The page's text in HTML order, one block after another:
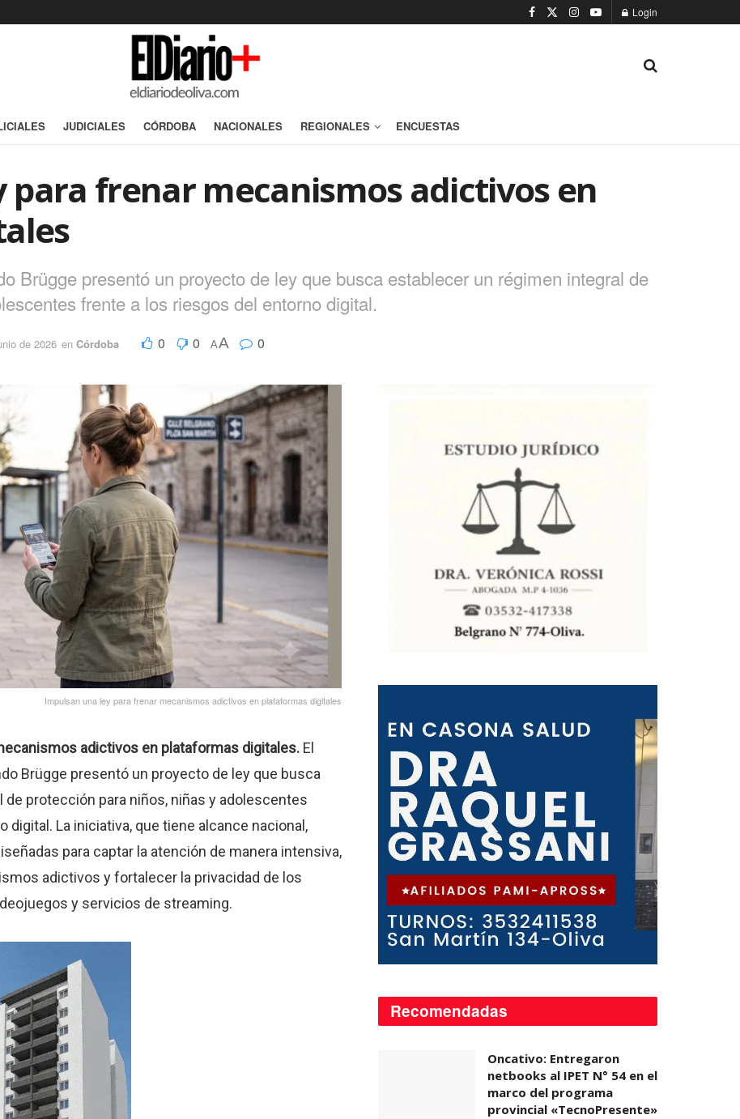
Login
JUDICIALES CÓRDOBA NACIONALES REGIONALES ENCUESTAS
para frenar mecanismos adictivos en
Brügge presentó un proyecto de ley que busca establecer un régimen integral de
frente a los riesgos del entorno digital.
de 2026 en Córdoba 0 0 AA 0
Impulsan una ley para frenar mecanismos adictivos en plataformas digitales
adictivos en plataformas digitales. El
Brügge presentó un proyecto de ley que busca
protección para niños, niñas y adolescentes
La iniciativa, que tiene alcance nacional,
para captar la atención de manera intensiva,
adictivos y fortalecer la privacidad de los
y servicios de streaming.
Recomendadas
Oncativo: Entregaron
netbooks al IPET N° 54 en el
marco del programa
provincial «TecnoPresente»